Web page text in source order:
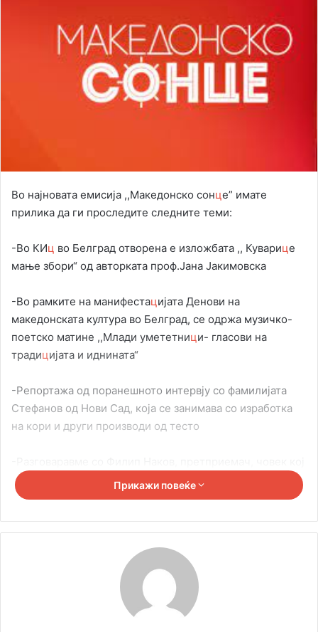
Во најновата емисија ,,Македонско сонце” имате
прилика да ги проследите следните теми:
-Во КИц во Белград отворена е изложбата ,, Куварице
мање збори“ од авторката проф.Јана Јакимовска
-Во рамките на манифестацијата Денови на
македонската култура во Белград, се одржа музичко-
поетско матине ,,Млади умететници- гласови на
традицијата и иднината“
-Репортажа од поранешното интервју со фамилијата
Стефанов од Нови Сад, која се занимава со изработка
на кори и други производи од тесто
со голема верба и труд успеа да ги оствари своите
соништа
Прикажи повеќе